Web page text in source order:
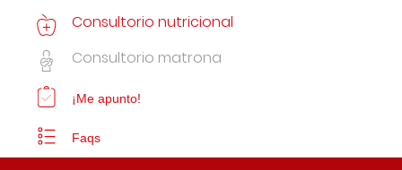
Consultorio nutricional
Consultorio matrona
¡Me apunto!
Faqs